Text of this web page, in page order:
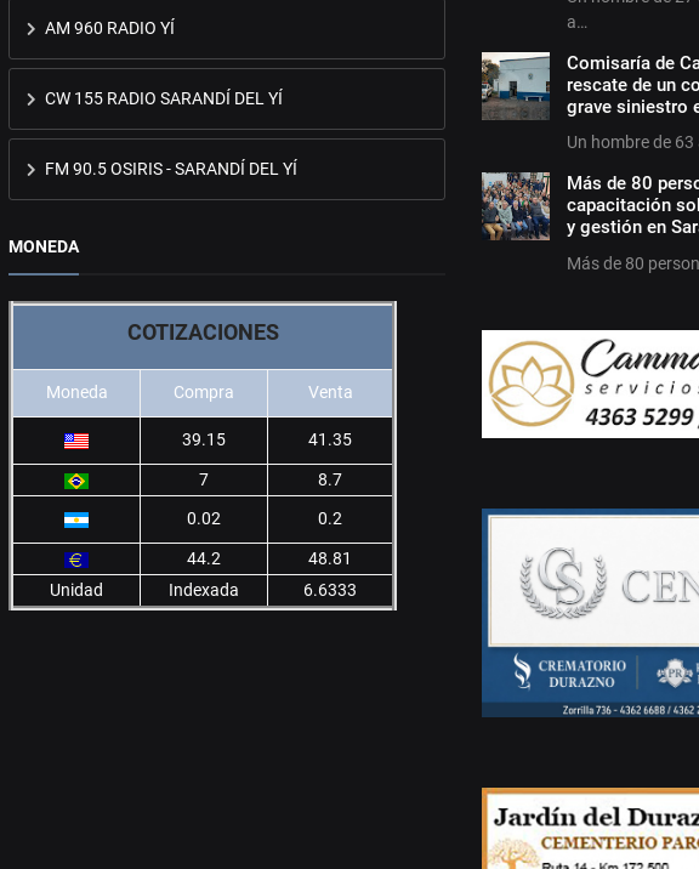
AM 960 RADIO YÍ
CW 155 RADIO SARANDÍ DEL YÍ
FM 90.5 OSIRIS - SARANDÍ DEL YÍ
MONEDA
COTIZACIONES
Moneda Compra Venta
39.15 41.35
7
8.7
0.02
0.2
44.2
48.81
Unidad
Indexada 6.6333
a…
Comisaría de
rescate de un
grave siniestro
Un hombre de
Más de 80
capacitación
y gestión en
Más de 80